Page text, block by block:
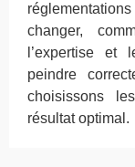
changer,
l’expertise et
peindre
choisissons
résultat optimal.